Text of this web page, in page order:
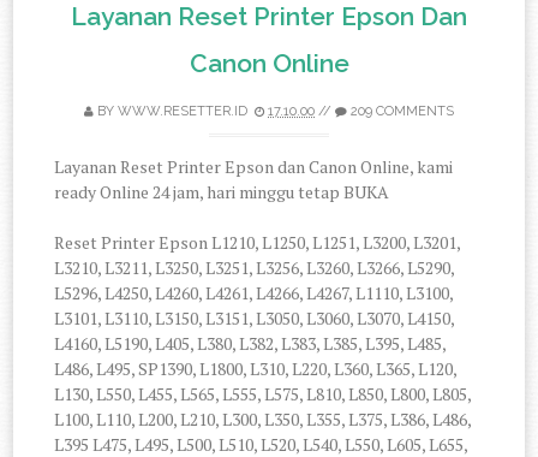
Layanan Reset Printer Epson Dan
Canon Online
BY WWW.RESETTER.ID 17.10.00 // 209 COMMENTS
Layanan Reset Printer Epson dan Canon Online, kami
ready Online 24 jam, hari minggu tetap BUKA
Reset Printer Epson L1210, L1250, L1251, L3200, L3201,
L3210, L3211, L3250, L3251, L3256, L3260, L3266, L5290,
L5296, L4250, L4260, L4261, L4266, L4267, L1110, L3100,
L3101, L3110, L3150, L3151, L3050, L3060, L3070, L4150,
L4160, L5190, L405, L380, L382, L383, L385, L395, L485,
L486, L495, SP1390, L1800, L310, L220, L360, L365, L120,
L130, L550, L455, L565, L555, L575, L810, L850, L800, L805,
L100, L110, L200, L210, L300, L350, L355, L375, L386, L486,
L395 L475, L495, L500, L510, L520, L540, L550, L605, L655,